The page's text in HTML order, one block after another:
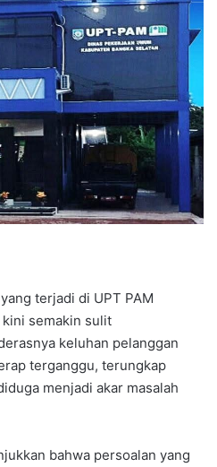
terjadi di UPT PAM
kini semakin sulit
keluhan pelanggan
terganggu, terungkap
menjadi akar masalah
bahwa persoalan yang